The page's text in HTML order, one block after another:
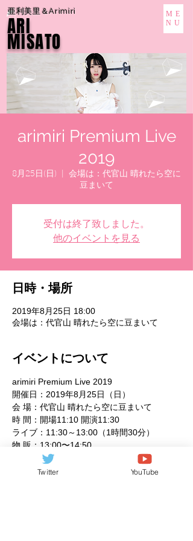
亜利美里＆Arimiri
ARI
MISATO
ME
NU
arimiri Premium Live
2019
8月25日(日)
会場は：代官山 晴れたら空に
豆まいて
受付は終了致しました。
他のイベントを見る
日時・場所
2019年8月25日 18:00
会場は：代官山 晴れたら空に豆まいて
イベントについて
さらに表示
Twitter YouTube